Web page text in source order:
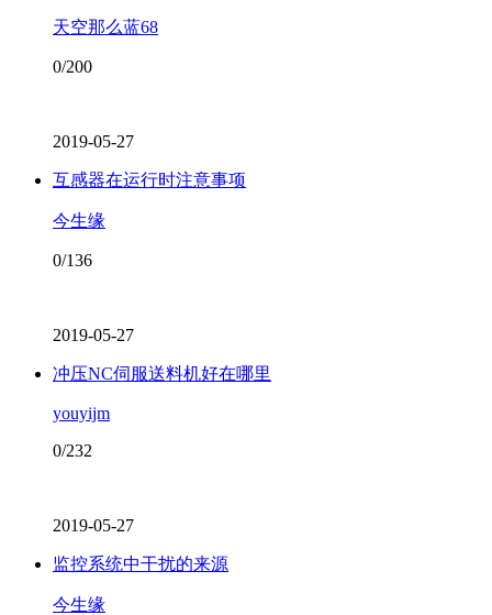
天空那么蓝68
0/200
2019-05-27
互感器在运行时注意事项
今生缘
0/136
2019-05-27
冲压NC伺服送料机好在哪里
youyijm
0/232
2019-05-27
监控系统中干扰的来源
今生缘